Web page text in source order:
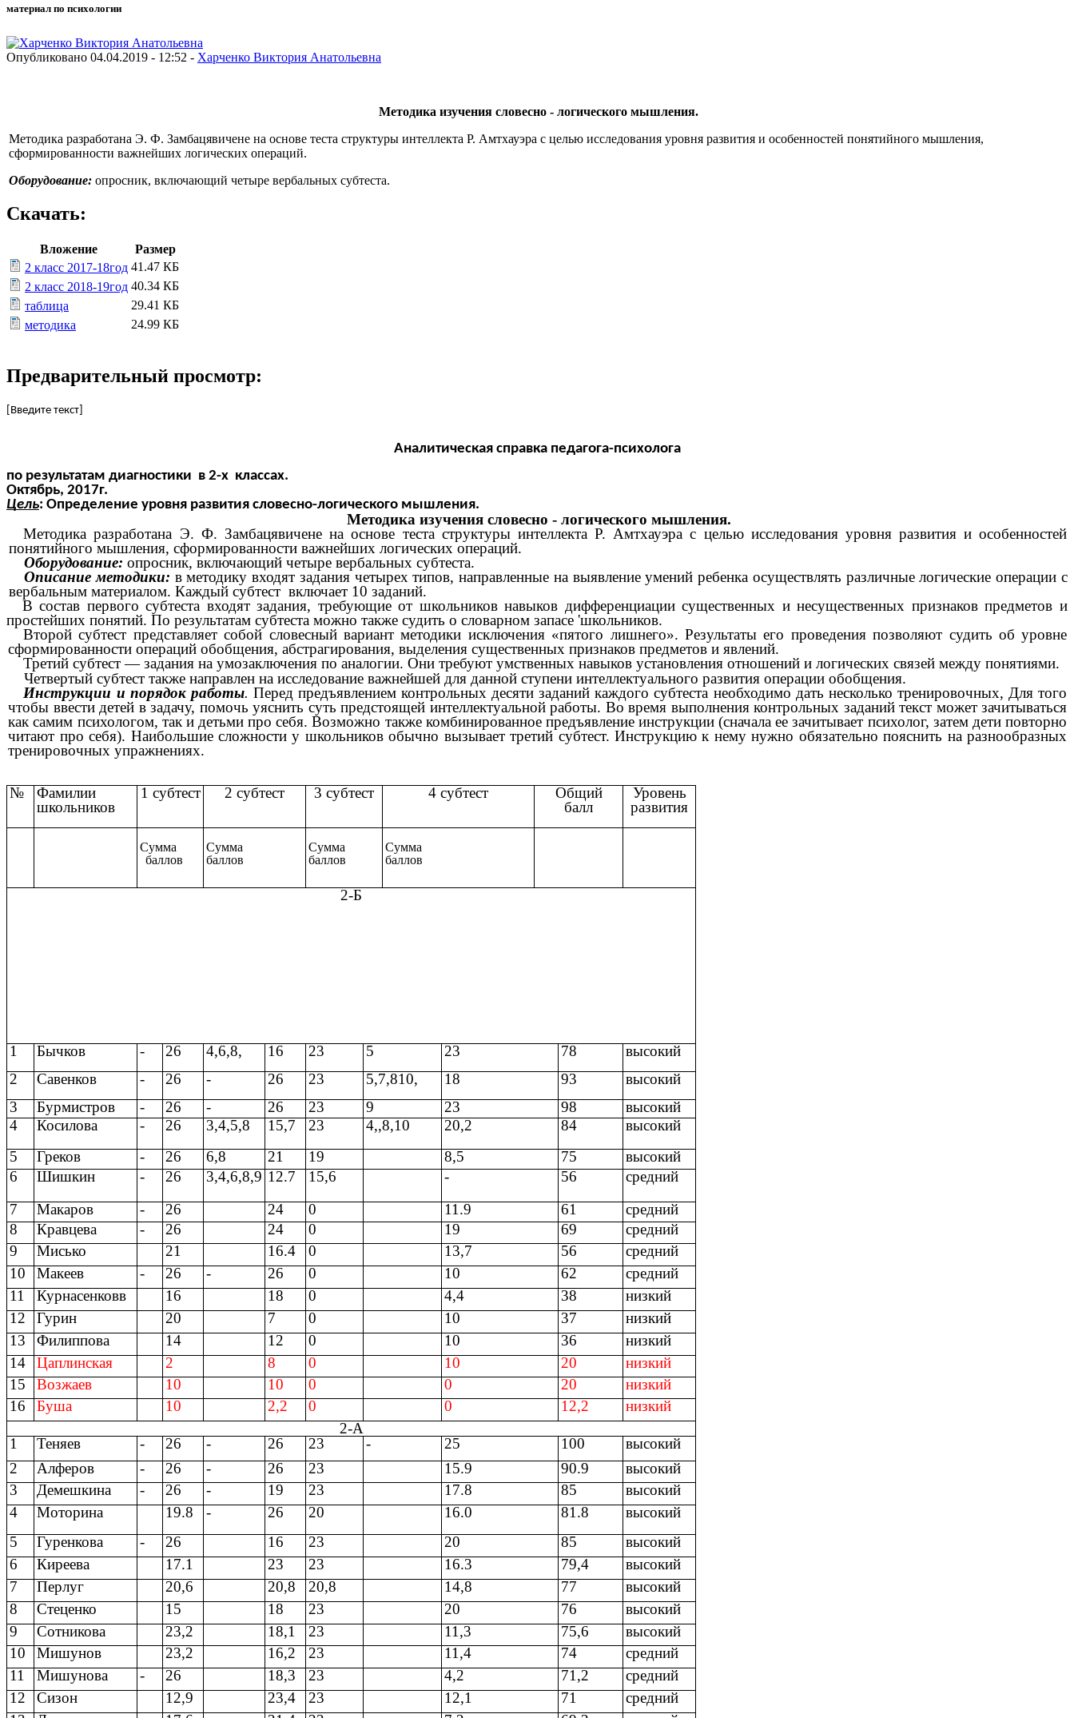
материал по психологии
Опубликовано 04.04.2019 - 12:52 - Харченко Виктория Анатольевна
Методика изучения словесно - логического мышления.
Методика разработана Э. Ф. Замбацявичене на основе теста структуры интеллекта Р. Амтхауэра с целью исследования уровня развития и особенностей понятийного мышления,
сформированности важнейших логических операций.
Оборудование: опросник, включающий четыре вербальных субтеста.
Скачать:
Вложение
Размер
2 класс 2017-18год 41.47 КБ
2 класс 2018-19год 40.34 КБ
таблица
29.41 КБ
методика
24.99 КБ
Предварительный просмотр:
[Введите текст]
Аналитическая справка педагога-психолога
по результатам диагностики в 2-х классах.
Октябрь, 2017г.
Цель: Определение уровня развития словесно-логического мышления.
Методика изучения словесно - логического мышления.
Методика разработана Э. Ф. Замбацявичене на основе теста структуры интеллекта Р. Амтхауэра с целью исследования уровня развития и особенностей
понятийного мышления, сформированности важнейших логических операций.
Оборудование: опросник, включающий четыре вербальных субтеста.
Описание методики: в методику входят задания четырех типов, направленные на выявление умений ребенка осуществлять различные логические операции с
вербальным материалом. Каждый субтест включает 10 заданий.
В состав первого субтеста входят задания, требующие от школьников навыков дифференциации существенных и несущественных признаков предметов и
простейших понятий. По результатам субтеста можно также судить о словарном запасе 'школьников.
Второй субтест представляет собой словесный вариант методики исключения «пятого лишнего». Результаты его проведения позволяют судить об уровне
сформированности операций обобщения, абстрагирования, выделения существенных признаков предметов и явлений.
Третий субтест — задания на умозаключения по аналогии. Они требуют умственных навыков установления отношений и логических связей между понятиями.
Четвертый субтест также направлен на исследование важнейшей для данной ступени интеллектуального развития операции обобщения.
Инструкции и порядок работы. Перед предъявлением контрольных десяти заданий каждого субтеста необходимо дать несколько тренировочных, Для того
чтобы ввести детей в задачу, помочь уяснить суть предстоящей интеллектуальной работы. Во время выполнения контрольных заданий текст может зачитываться
как самим психологом, так и детьми про себя. Возможно также комбинированное предъявление инструкции (сначала ее зачитывает психолог, затем дети повторно
читают про себя). Наибольшие сложности у школьников обычно вызывает третий субтест. Инструкцию к нему нужно обязательно пояснить на разнообразных
тренировочных упражнениях.
№
Фамилии
школьников
1 субтест 2 субтест 3 субтест 4 субтест
Общий
балл
Уровень
развития
Сумма
баллов
Сумма
баллов
Сумма
баллов
Сумма
баллов
2-Б
1 Бычков - 26 4,6,8, 16 23 5 23 78
высокий
2
Савенков - 26 - 26 23 5,7,810, 18 93
высокий
3
Бурмистров - 26 - 26 23 9 23 98
высокий
4
Косилова - 26 3,4,5,8 15,7 23 4,,8,10 20,2 84
высокий
5
Греков - 26 6,8 21 19 8,5 75
высокий
6
Шишкин - 26 3,4,6,8,9 12.7 15,6 - 56
средний
7
Макаров - 26 24 0 11.9 61
средний
8
Кравцева - 26 24 0 19 69
средний
9
Мисько 21 16.4 0 13,7 56
средний
10
Макеев - 26 - 26 0 10 62
средний
11
Курнасенковв 16 18 0 4,4 38
низкий
12
Гурин 20 7 0 10 37
низкий
13
Филиппова 14 12 0 10 36
низкий
14
Цаплинская 2 8 0 10 20
низкий
15
Возжаев 10 10 0 0 20
низкий
16
Буша 10 2,2 0 0 12,2
низкий
2-А
1
Теняев - 26 - 26 23 - 25 100
высокий
2
Алферов - 26 - 26 23 15.9 90.9
высокий
3
Демешкина - 26 - 19 23 17.8 85
высокий
4
Моторина 19.8 - 26 20 16.0 81.8
высокий
5
Гуренкова - 26 16 23 20 85
высокий
6
Киреева 17.1 23 23 16.3 79,4
высокий
7
Перлуг 20,6 20,8 20,8 14,8 77
высокий
8
Стеценко 15 18 23 20 76
высокий
9
Сотникова 23,2 18,1 23 11,3 75,6
высокий
10
Мишунов 23,2 16,2 23 11,4 74
средний
11
Мишунова - 26 18,3 23 4,2 71,2
средний
12
Сизон 12,9 23,4 23 12,1 71
средний